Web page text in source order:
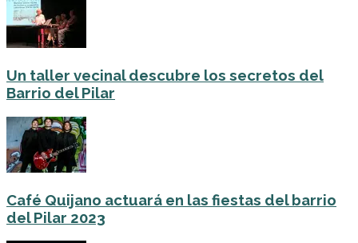
Un taller vecinal descubre los secretos del
Barrio del Pilar
Café Quijano actuará en las fiestas del barrio
del Pilar 2023